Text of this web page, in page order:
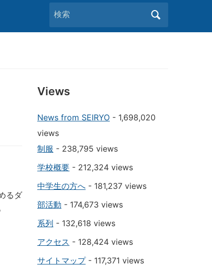
Search
for:
るダ
Views
News from SEIRYO - 1,698,020
views
制服 - 238,795 views
学校概要 - 212,324 views
中学生の方へ - 181,237 views
部活動 - 174,673 views
系列 - 132,618 views
アクセス - 128,424 views
サイトマップ- 117,371 views